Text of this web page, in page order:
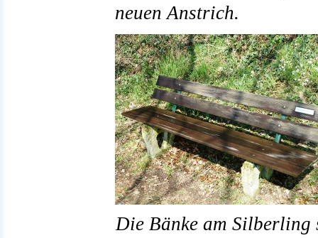
neuen Anstrich.
Die Bänke am Silberling